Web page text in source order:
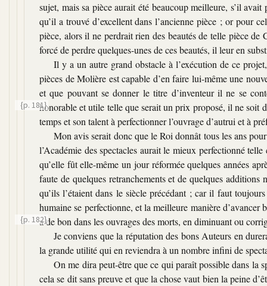
sujet, mais sa pièce aurait été beaucoup meilleure, s’il
qu’il a trouvé d’excellent dans l’ancienne pièce ; or pour
pièce, alors il ne perdrait rien des beautés de telle pièce
forcé de perdre quelques-unes de ces beautés, il leur en
Il y a un autre grand obstacle à l’exécution de ce
pièces de Molière est capable d’en faire lui-même une
et que pouvant se donner le titre d’inventeur il ne se
honorable et utile telle que serait un
{p. 181}
prix proposé, il ne soit
temps et son talent à perfectionner l’ouvrage d’autrui et à
Mon avis serait donc que le Roi donnât tous les ans
l’Académie des spectacles aurait le mieux perfectionné
qu’elle fût elle-même un jour réformée quelques années
faute de quelques retranchements et de quelques
qu’ils l’étaient dans le siècle précédant ; car il faut
humaine se perfectionne, et la meilleure manière d’avancer
a de bon dans les ouvrages des morts, en diminuant ou
{p. 182}
Je conviens que la réputation des bons Auteurs en
la grande utilité qui en reviendra à un nombre infini de
On me dira peut-être que ce qui paraît possible dans la
cela se dit sans preuve et que la chose vaut bien la peine